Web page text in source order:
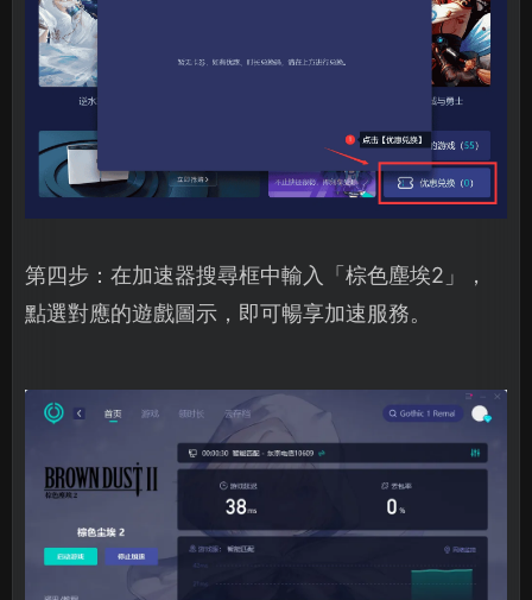
第四步：在加速器搜尋框中輸入「棕色塵埃2」，
點選對應的遊戲圖示，即可暢享加速服務。